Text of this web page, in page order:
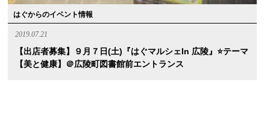
はぐからのイベント情報
2019.07.21
【出店者募集】９月７日(土)『はぐマルシェin 広陵』⭐️テーマ
【美と健康】＠広陵町図書館前エントランス